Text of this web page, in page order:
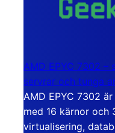
AMD EPYC 7302
servrar och tunga
AMD EPYC 7302
med 16 kärnor och
virtualisering,